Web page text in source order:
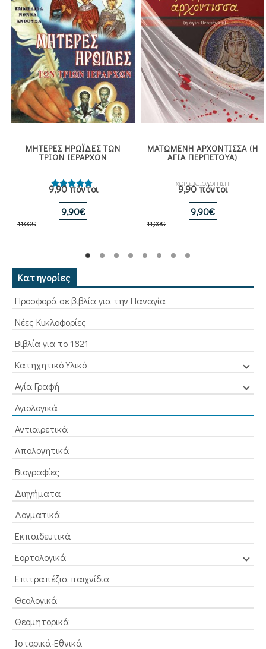
ΜΗΤΕΡΕΣ ΗΡΩΪΔΕΣ ΤΩΝ
ΤΡΙΩΝ ΙΕΡΑΡΧΩΝ
Βαθμολογήθηκε
με5.00
από 5
9,90 πόντοι
11,00€
Original
11,00€.
9,90€
είναι:
ΜΑΤΩΜΕΝΗ ΑΡΧΟΝΤΙΣΣΑ (Η
ΑΓΙΑ ΠΕΡΠΕΤΟΥΑ)
ΧΩΡΙΣ ΑΞΙΟΛΟΓΗΣΗ
9,90 πόντοι
11,00€
Original
11,00€.
9,90€
Κατηγορίες
Προσφορά σε βιβλία για την Παναγία
Νέες Κυκλοφορίες
Βιβλία για το 1821
Κατηχητικό Υλικό
Αγία Γραφή
Αγιολογικά
Αντιαιρετικά
Απολογητικά
Βιογραφίες
Διηγήματα
Δογματικά
Εκπαιδευτικά
Εορτολογικά
Επιτραπέζια παιχνίδια
Θεολογικά
Θεομητορικά
Ιστορικά-Εθνικά